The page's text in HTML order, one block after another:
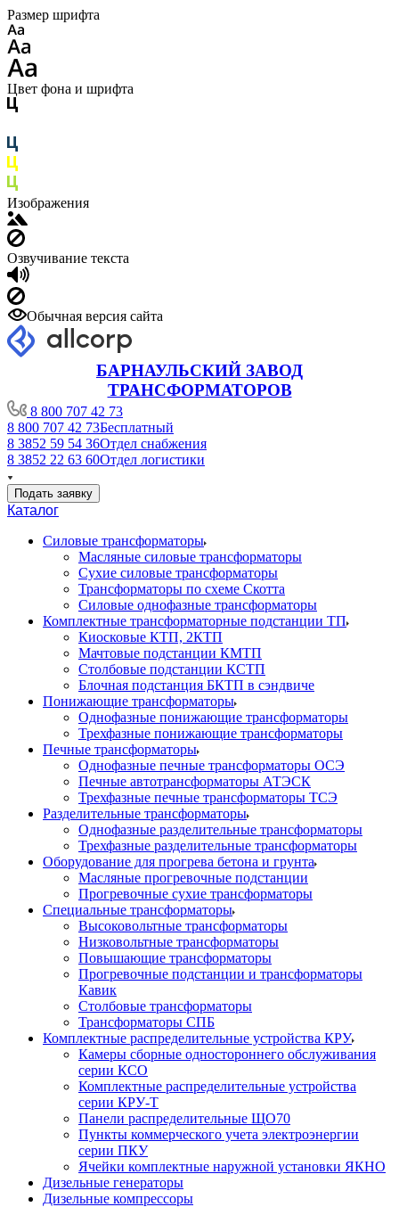
Размер шрифта
Цвет фона и шрифта
Изображения
Озвучивание текста
Обычная версия сайта
БАРНАУЛЬСКИЙ ЗАВОД
ТРАНСФОРМАТОРОВ
8 800 707 42 73
8 800 707 42 73Бесплатный
8 3852 59 54 36Отдел снабжения
8 3852 22 63 60Отдел логистики
Подать заявку
Каталог
Силовые трансформаторы
Масляные силовые трансформаторы
Сухие силовые трансформаторы
Трансформаторы по схеме Скотта
Силовые однофазные трансформаторы
Комплектные трансформаторные подстанции ТП
Киосковые КТП, 2КТП
Мачтовые подстанции КМТП
Столбовые подстанции КСТП
Блочная подстанция БКТП в сэндвиче
Понижающие трансформаторы
Однофазные понижающие трансформаторы
Трехфазные понижающие трансформаторы
Печные трансформаторы
Однофазные печные трансформаторы ОСЭ
Печные автотрансформаторы АТЭСК
Трехфазные печные трансформаторы ТСЭ
Разделительные трансформаторы
Однофазные разделительные трансформаторы
Трехфазные разделительные трансформаторы
Оборудование для прогрева бетона и грунта
Масляные прогревочные подстанции
Прогревочные сухие трансформаторы
Специальные трансформаторы
Высоковольтные трансформаторы
Низковольтные трансформаторы
Повышающие трансформаторы
Прогревочные подстанции и трансформаторы
Кавик
Столбовые трансформаторы
Трансформаторы СПБ
Комплектные распределительные устройства КРУ
Камеры сборные одностороннего обслуживания
серии КСО
Комплектные распределительные устройства
серии КРУ-Т
Панели распределительные ЩО70
Пункты коммерческого учета электроэнергии
серии ПКУ
Ячейки комплектные наружной установки ЯКНО
Дизельные генераторы
Дизельные компрессоры